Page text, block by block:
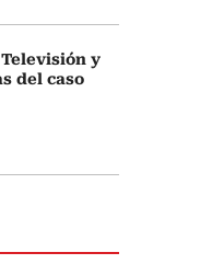
y
del caso